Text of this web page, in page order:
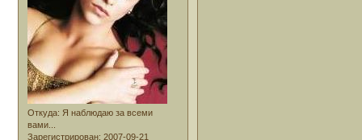
Откуда: Я наблюдаю за всеми
вами...
Зарегистрирован: 2007-09-21